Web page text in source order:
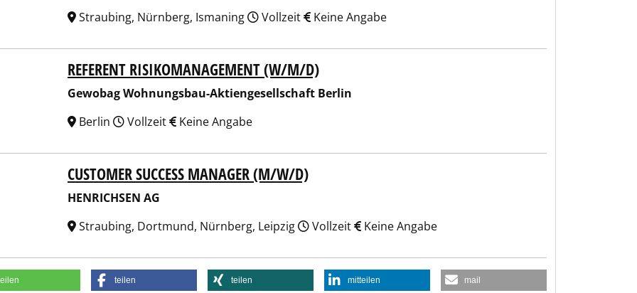
Straubing, Nürnberg, Ismaning
Vollzeit Keine Angabe
Wohnungsbau-Aktiengesellschaft Berlin
REFERENT RISIKOMANAGEMENT (W/M/D)
Gewobag Wohnungsbau-Aktiengesellschaft Berlin
Berlin
Vollzeit Keine Angabe
CUSTOMER SUCCESS MANAGER (M/W/D)
HENRICHSEN AG
Straubing, Dortmund, Nürnberg, Leipzig
Vollzeit Keine Angabe
teilen teilen mitteilen mail